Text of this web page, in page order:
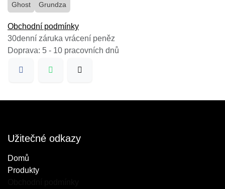
Ghost Grundza
Obchodní podmínky
30denní záruka vrácení peněz
Doprava: 5 - 10 pracovních dnů
Užitečné odkazy
Do​mů
Produkty